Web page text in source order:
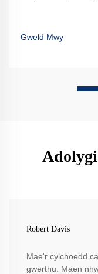
Gweld Mwy
Robert Davis
Mae'r cylchoedd
gwerthu. Maen